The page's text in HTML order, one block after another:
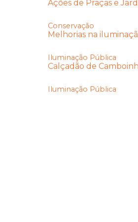
Ações de Praças e
Conservação
Melhorias na
Iluminação Pública
Calçadão de
Iluminação Pública